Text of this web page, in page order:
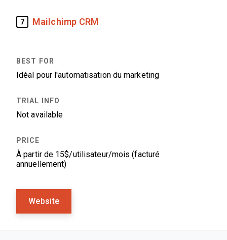
7 Mailchimp CRM
Idéal pour l'automatisation du marketing
Not available
À partir de 15$/utilisateur/mois (facturé
annuellement)
Website